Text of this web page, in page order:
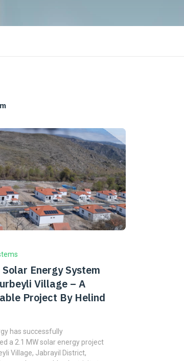
Energy System
Village – A
Project By Helind
has successfully
a 2.1 MW solar energy project
Village, Jabrayil District,